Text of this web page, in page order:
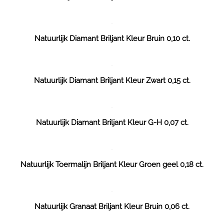
Natuurlijk Diamant Briljant Kleur Bruin 0,10 ct.
Natuurlijk Diamant Briljant Kleur Zwart 0,15 ct.
Natuurlijk Diamant Briljant Kleur G-H 0,07 ct.
Natuurlijk Toermalijn Briljant Kleur Groen geel 0,18 ct.
Natuurlijk Granaat Briljant Kleur Bruin 0,06 ct.